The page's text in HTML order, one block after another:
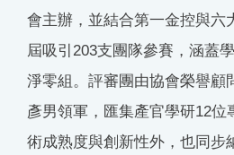
會主辦，並結合第一金控與六
屆吸引203支團隊參賽，涵蓋
淨零組。評審團由協會榮譽顧
彥男領軍，匯集產官學研12位
術成熟度與創新性外，也同步